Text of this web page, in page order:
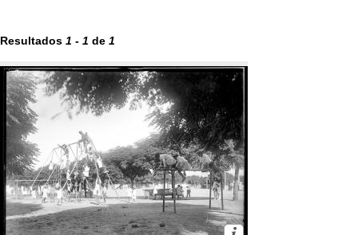
Resultados 1 - 1 de 1